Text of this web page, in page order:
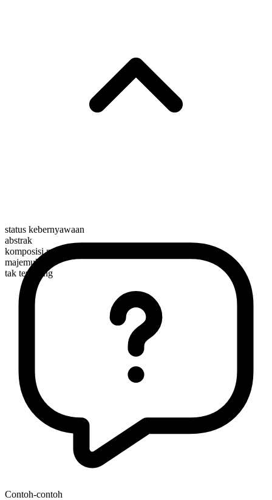
status kebernyawaan
abstrak
komposisi morfologis
majemuk
tak terhitung
Contoh-contoh